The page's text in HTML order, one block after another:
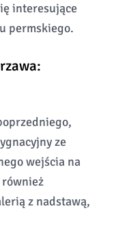
interesujące
permskiego.
ze
wejścia na
z nadstawą,